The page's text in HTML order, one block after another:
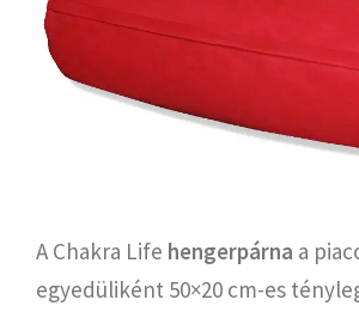
A Chakra Life hengerpárna a
egyedüliként 50×20 cm-es